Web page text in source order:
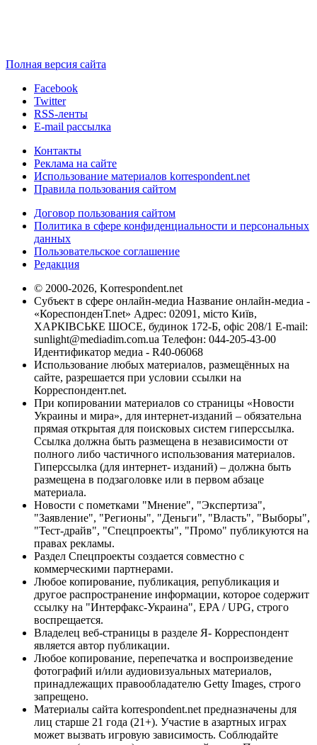
Полная версия сайта
Facebook
Twitter
RSS-ленты
E-mail рассылка
Контакты
Реклама на сайте
Использование материалов korrespondent.net
Правила пользования сайтом
Договор пользования сайтом
Политика в сфере конфиденциальности и персональных
данных
Пользовательское соглашение
Редакция
© 2000-2026, Korrespondent.net
Субъект в сфере онлайн-медиа Название онлайн-медиа -
«КореспонденТ.net» Адрес: 02091, місто Київ,
ХАРКІВСЬКЕ ШОСЕ, будинок 172-Б, офіс 208/1 E-mail:
sunlight@mediadim.com.ua Телефон: 044-205-43-00
Идентификатор медиа - R40-06068
Использование любых материалов, размещённых на
сайте, разрешается при условии ссылки на
Корреспондент.net.
При копировании материалов со страницы «Новости
Украины и мира», для интернет-изданий – обязательна
прямая открытая для поисковых систем гиперссылка.
Ссылка должна быть размещена в независимости от
полного либо частичного использования материалов.
Гиперссылка (для интернет- изданий) – должна быть
размещена в подзаголовке или в первом абзаце
материала.
Новости с пометками "Мнение", "Экспертиза",
"Заявление", "Регионы", "Деньги", "Власть", "Выборы",
"Тест-драйв", "Спецпроекты", "Промо" публикуются на
правах рекламы.
Раздел Спецпроекты создается совместно с
коммерческими партнерами.
Любое копирование, публикация, републикация и
другое распространение информации, которое содержит
ссылку на "Интерфакс-Украина", EPA / UPG, строго
воспрещается.
Владелец веб-страницы в разделе Я- Корреспондент
является автор публикации.
Любое копирование, перепечатка и воспроизведение
фотографий и/или аудиовизуальных материалов,
принадлежащих правообладателю Getty Images, строго
запрещено.
Материалы сайта korrespondent.net предназначены для
лиц старше 21 года (21+). Участие в азартных играх
может вызвать игровую зависимость. Соблюдайте